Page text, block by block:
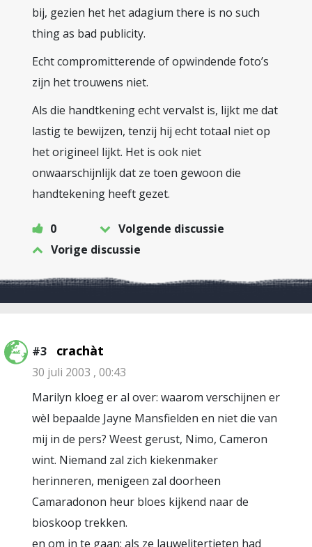
bij, gezien het het adagium there is no such
thing as bad publicity.
Echt compromitterende of opwindende foto’s
zijn het trouwens niet.
Als die handtkening echt vervalst is, lijkt me dat
lastig te bewijzen, tenzij hij echt totaal niet op
het origineel lijkt. Het is ook niet
onwaarschijnlijk dat ze toen gewoon die
handtekening heeft gezet.
0
Volgende discussie
Vorige discussie
#3 crachàt
30 juli 2003 , 00:43
Marilyn kloeg er al over: waarom verschijnen er
wèl bepaalde Jayne Mansfielden en niet die van
mij in de pers? Weest gerust, Nimo, Cameron
wint. Niemand zal zich kiekenmaker
herinneren, menigeen zal doorheen
Camaradonon heur bloes kijkend naar de
bioskoop trekken.
en om in te gaan: als ze lauwelitertieten had